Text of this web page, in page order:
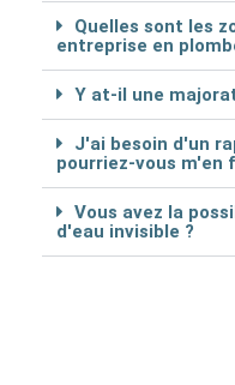
Quelles sont les
entreprise en
Y at-il une
J'ai besoin d'un
pourriez-vous m'en
Vous avez la
d'eau invisible ?